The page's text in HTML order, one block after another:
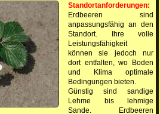
Standortanforderungen:
Erdbeeren sind
anpassungsfähig an den
Standort. Ihre volle
Leistungsfähigkeit
können sie jedoch nur
dort entfalten, wo Boden
und Klima optimale
Bedingungen bieten.
Günstig sind sandige
Lehme bis lehmige
Sande. Erdbeeren